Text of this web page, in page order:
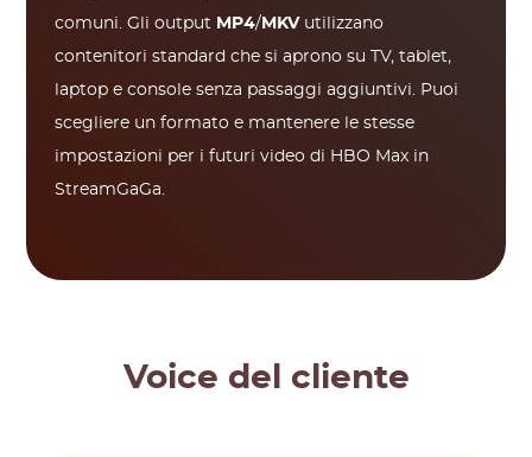
comuni. Gli output MP4/ MKV utilizzano
contenitori standard che si aprono su TV, tablet,
laptop e console senza passaggi aggiuntivi. Puoi
scegliere un formato e mantenere le stesse
impostazioni per i futuri video di HBO Max in
StreamGaGa.
Voice del cliente